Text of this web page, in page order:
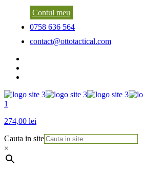
Contul meu
0758 636 564
contact@ottotactical.com
1
274,00 lei
Cauta in site
×